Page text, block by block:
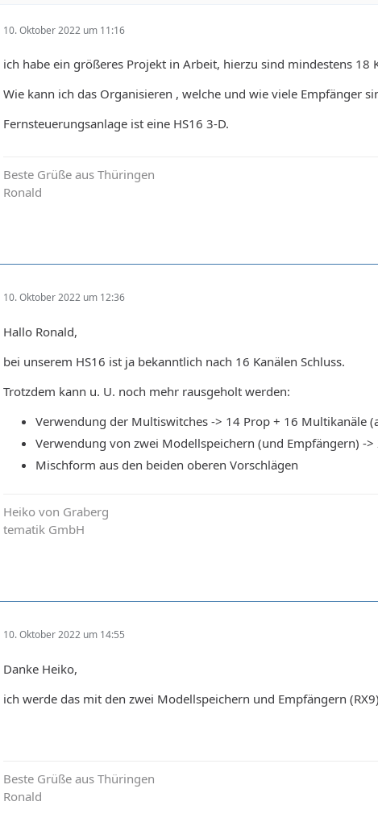
10. Oktober 2022 um 11:16
ich habe ein größeres Projekt in Arbeit, hierzu sind mindestens 18
Wie kann ich das Organisieren , welche und wie viele Empfänger
Fernsteuerungsanlage ist eine HS16 3-D.
Beste Grüße aus Thüringen
Ronald
10. Oktober 2022 um 12:36
Hallo Ronald,
bei unserem HS16 ist ja bekanntlich nach 16 Kanälen Schluss.
Trotzdem kann u. U. noch mehr rausgeholt werden:
Verwendung der Multiswitches -> 14 Prop + 16 Multikanäle
Verwendung von zwei Modellspeichern (und Empfängern) -
Mischform aus den beiden oberen Vorschlägen
Heiko von Graberg
tematik GmbH
10. Oktober 2022 um 14:55
Danke Heiko,
ich werde das mit den zwei Modellspeichern und Empfängern
Beste Grüße aus Thüringen
Ronald